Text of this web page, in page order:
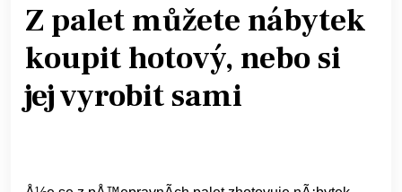
Z palet můžete nábytek
koupit hotový, nebo si
jej vyrobit sami